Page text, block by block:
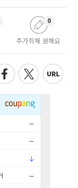
추가취재 원해요
0